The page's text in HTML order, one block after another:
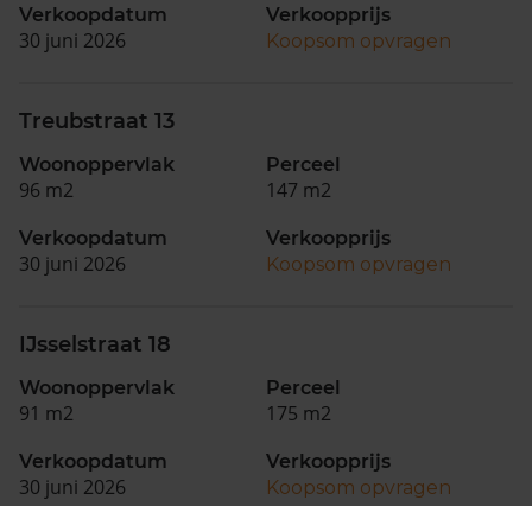
Verkoopdatum
30 juni 2026
Verkoopprijs
Koopsom opvragen
Treubstraat 13
Woonoppervlak
96 m2
Perceel
147 m2
Verkoopdatum
30 juni 2026
Verkoopprijs
Koopsom opvragen
IJsselstraat 18
Woonoppervlak
91 m2
Perceel
175 m2
Verkoopdatum
30 juni 2026
Verkoopprijs
Koopsom opvragen